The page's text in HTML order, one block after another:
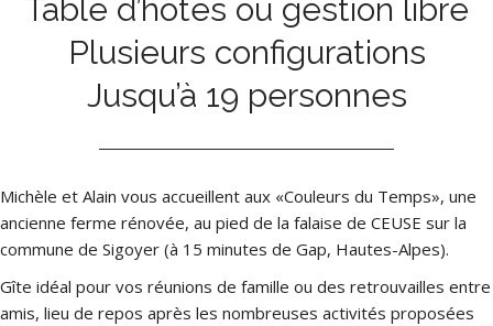
Table d’hôtes ou gestion libre
Plusieurs configurations
Jusqu’à 19 personnes
Michèle et Alain vous accueillent aux «Couleurs du Temps», une
ancienne ferme rénovée, au pied de la falaise de CEUSE sur la
commune de Sigoyer (à 15 minutes de Gap, Hautes-Alpes).
Gîte idéal pour vos réunions de famille ou des retrouvailles entre
amis, lieu de repos après les nombreuses activités proposées